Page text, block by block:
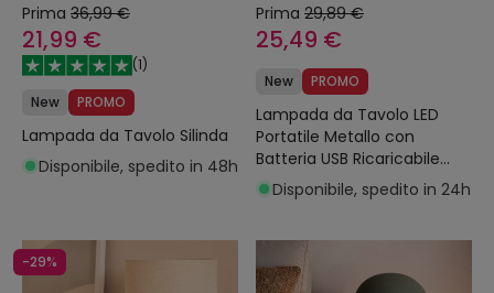
Prima 36,99 €
21,99 €
(1)
New
PROMO
Lampada da Tavolo Silinda
Disponibile, spedito in 48h
Prima 29,89 €
25,49 €
New PROMO
Lampada da Tavolo LED
Portatile Metallo con
Batteria USB Ricaricabile
KaelDisponibile, spedito in 24h
-29%